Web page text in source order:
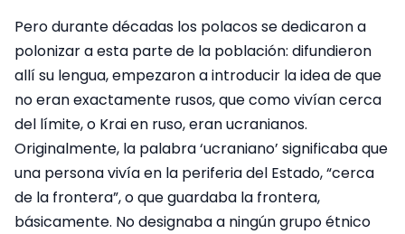
Pero durante décadas los polacos se dedicaron a
polonizar a esta parte de la población: difundieron
allí su lengua, empezaron a introducir la idea de que
no eran exactamente rusos, que como vivían cerca
del límite, o Krai en ruso, eran ucranianos.
Originalmente, la palabra ‘ucraniano’ significaba que
una persona vivía en la periferia del Estado, “cerca
de la frontera”, o que guardaba la frontera,
básicamente. No designaba a ningún grupo étnico